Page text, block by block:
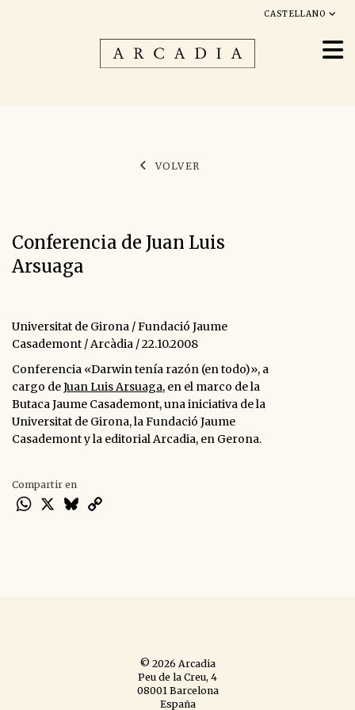
CASTELLANO
VOLVER
Conferencia de Juan Luis
Arsuaga
Universitat de Girona / Fundació Jaume
Casademont / Arcàdia / 22.10.2008
Conferencia «Darwin tenía razón (en todo)», a
cargo deJuan Luis Arsuaga, en el marco de la
Butaca Jaume Casademont, una iniciativa de la
Universitat de Girona, la Fundació Jaume
Casademont y la editorial Arcadia, en Gerona.
Compartir en
WhatsApp
X Bluesky
© 2026 Arcadia
Peu de la Creu, 4
08001 Barcelona
España